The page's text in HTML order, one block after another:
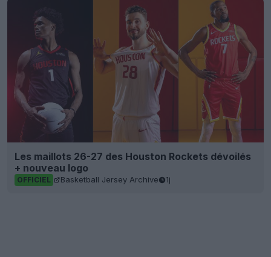
Les maillots 26-27 des Houston Rockets dévoilés
+ nouveau logo
OFFICIEL Basketball Jersey Archive 1j